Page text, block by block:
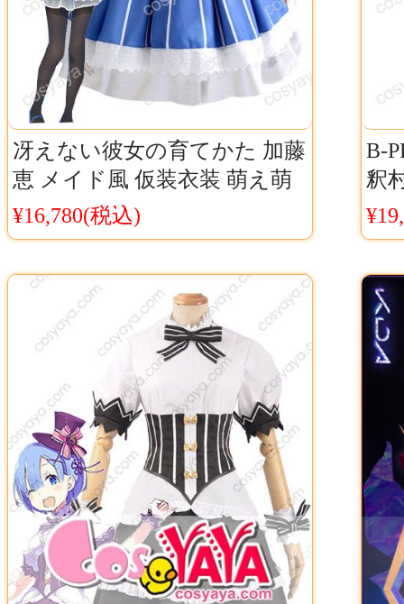
冴えない彼女の育てかた 加藤
恵 メイド風 仮装衣装 萌え萌
え 冴えカノ 霞ヶ丘詩羽 メー
ド風 ワンピース コスプレ衣
装 カスタムサイズ対応可能
¥16,780(税込)
B-
釈
テ